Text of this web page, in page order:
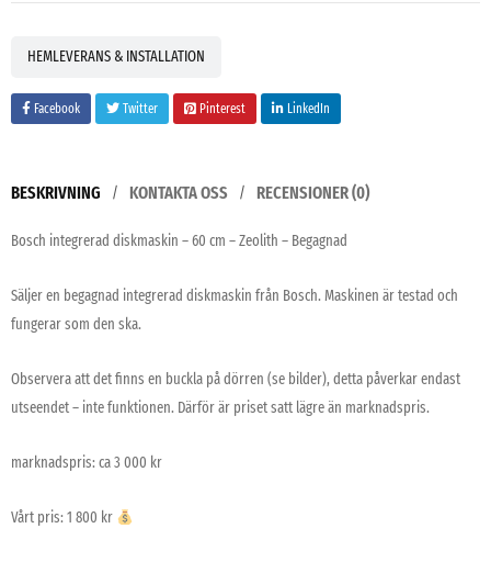
HEMLEVERANS & INSTALLATION
Facebook Twitter Pinterest LinkedIn
BESKRIVNING KONTAKTA OSS RECENSIONER (0)
Bosch integrerad diskmaskin – 60 cm – Zeolith – Begagnad
Säljer en begagnad integrerad diskmaskin från Bosch. Maskinen är testad och
fungerar som den ska.
Observera att det finns en buckla på dörren (se bilder), detta påverkar endast
utseendet – inte funktionen. Därför är priset satt lägre än marknadspris.
marknadspris: ca 3 000 kr
Vårt pris: 1 800 kr